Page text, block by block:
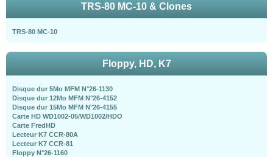
TRS-80 MC-10 & Clones
TRS-80 MC-10
Floppy, HD, K7
Disque dur 5Mo MFM N°26-1130
Disque dur 12Mo MFM N°26-4152
Disque dur 15Mo MFM N°26-4155
Carte HD WD1002-05/WD1002/HDO
Carte FredHD
Lecteur K7 CCR-80A
Lecteur K7 CCR-81
Floppy N°26-1160